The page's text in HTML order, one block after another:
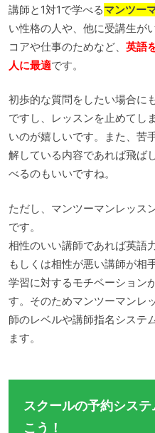
講師と1対1で学べるマンツー
い性格の人や、他に受講生が
コアや仕事のためなど、 英語
人に最適です。
初歩的な質問をしたい場合に
ですし、レッスンを止めてし
いのが嬉しいです。また、苦
解している内容であれば飛ば
べるのもいいですね。
ただし、マンツーマンレッス
です。
相性のいい講師であれば英語
もしくは相性が悪い講師が相
学習に対するモチベーション
す。そのためマンツーマンレ
師のレベルや講師指名システ
ます。
スクールの予約シス
こう！